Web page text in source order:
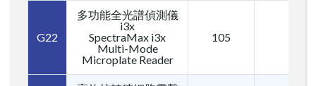
G22
多功能全光譜偵測儀
i3x
SpectraMax i3x
Multi-Mode
Microplate Reader
105